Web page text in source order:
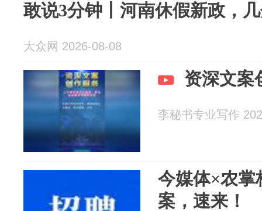
敢说3分钟丨河南休假新政，
大众网 2026-08-08
资深文案
李秘书专业写作
今媒体×农掌
案，速来！